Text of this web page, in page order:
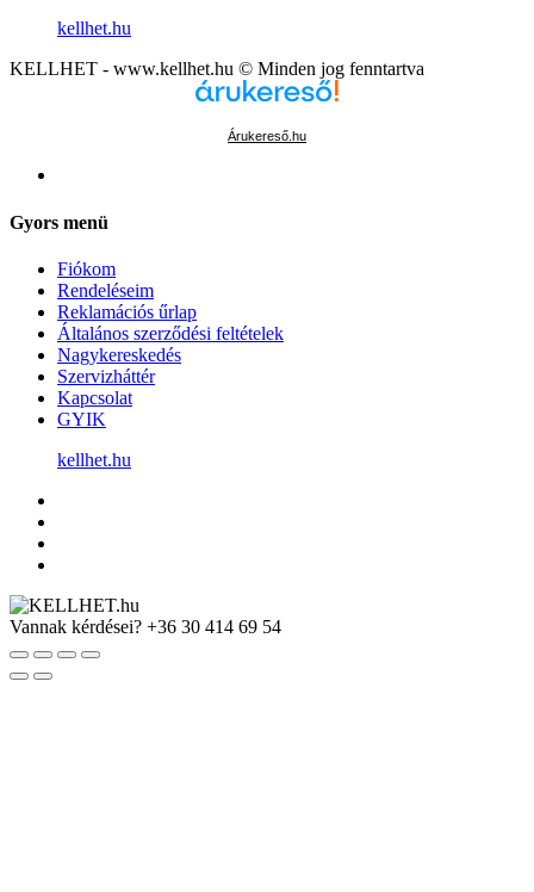
kellhet.hu
KELLHET - www.kellhet.hu © Minden jog fenntartva
Árukereső.hu
Gyors menü
Fiókom
Rendeléseim
Reklamációs űrlap
Általános szerződési feltételek
Nagykereskedés
Szervizháttér
Kapcsolat
GYIK
kellhet.hu
Vannak kérdései? +36 30 414 69 54